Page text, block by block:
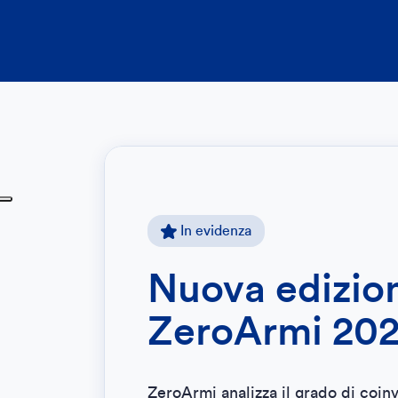
In evidenza
Nuova edizione
ZeroArmi 2025
ZeroArmi analizza il grado di